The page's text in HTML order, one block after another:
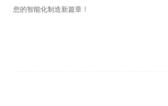
您的智能化制造新篇章！